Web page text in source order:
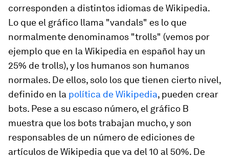
corresponden a distintos idiomas de Wikipedia.
Lo que el gráfico llama "vandals" es lo que
normalmente denominamos "trolls" (vemos por
ejemplo que en la Wikipedia en español hay un
25% de trolls), y los humanos son humanos
normales. De ellos, solo los que tienen cierto nivel,
definido en la política de Wikipedia, pueden crear
bots. Pese a su escaso número, el gráfico B
muestra que los bots trabajan mucho, y son
responsables de un número de ediciones de
artículos de Wikipedia que va del 10 al 50%. De